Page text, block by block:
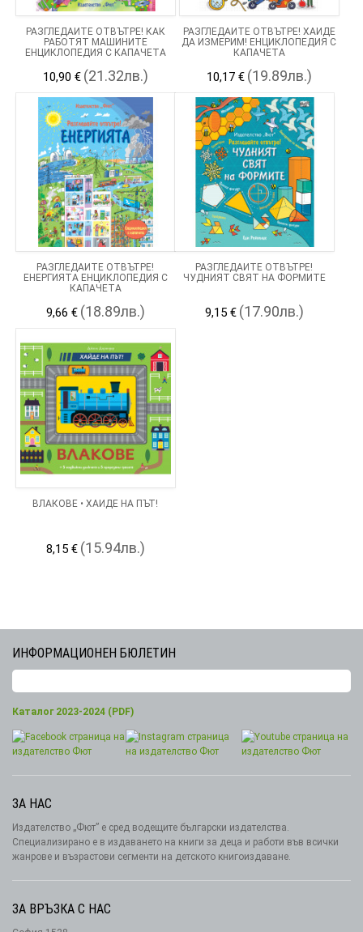
РАЗГЛЕДАЙТЕ ОТВЪТРЕ! КАК
РАБОТЯТ МАШИНИТЕ
ЕНЦИКЛОПЕДИЯ С КАПАЧЕТА
10,90 € (21.32лв.)
РАЗГЛЕДАЙТЕ ОТВЪТРЕ! ХАЙДЕ
ДА ИЗМЕРИМ! ЕНЦИКЛОПЕДИЯ С
КАПАЧЕТА
10,17 € (19.89лв.)
РАЗГЛЕДАЙТЕ ОТВЪТРЕ!
ЕНЕРГИЯТА ЕНЦИКЛОПЕДИЯ С
КАПАЧЕТА
9,66 € (18.89лв.)
РАЗГЛЕДАЙТЕ ОТВЪТРЕ!
ЧУДНИЯТ СВЯТ НА ФОРМИТЕ
9,15 € (17.90лв.)
ВЛАКОВЕ • ХАЙДЕ НА ПЪТ!
8,15 € (15.94лв.)
ИНФОРМАЦИОНЕН БЮЛЕТИН
Каталог 2023-2024 (PDF)
ЗА НАС
Издателство „Фют” е сред водещите български издателства.
Специализирано е в издаването на книги за деца и работи във всички
жанрове и възрастови сегменти на детското книгоиздаване.
ЗА ВРЪЗКА С НАС